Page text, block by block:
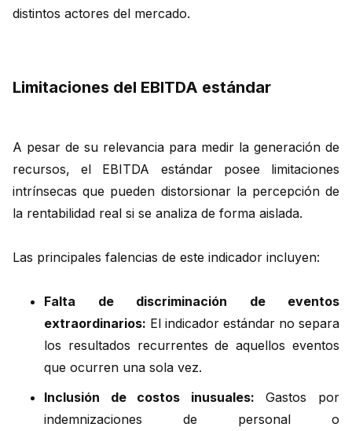
distintos actores del mercado.
Limitaciones del EBITDA estándar
A pesar de su relevancia para medir la generación de
recursos, el EBITDA estándar posee limitaciones
intrínsecas que pueden distorsionar la percepción de
la rentabilidad real si se analiza de forma aislada.
Las principales falencias de este indicador incluyen:
Falta de discriminación de eventos
extraordinarios: El indicador estándar no separa
los resultados recurrentes de aquellos eventos
que ocurren una sola vez.
Inclusión de costos inusuales: Gastos por
indemnizaciones de personal o